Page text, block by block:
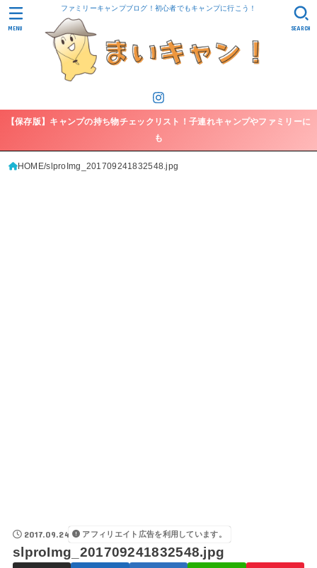
ファミリーキャンプブログ！初心者でもキャンプに行こう！
SEARCH
MENU
【保存版】キャンプの持ち物チェックリスト！子連れキャンプやファミリーに
も
HOME slproImg_201709241832548.jpg
2017.09.24 アフィリエイト広告を利用しています。
slproImg_201709241832548.jpg